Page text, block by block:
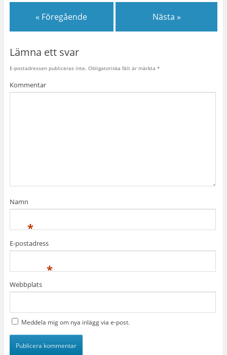
« Föregående Nästa »
Lämna ett svar
E-postadressen publiceras inte. Obligatoriska fält är märkta *
Kommentar
Namn
*
E-postadress
*
Webbplats
Meddela mig om nya inlägg via e-post.